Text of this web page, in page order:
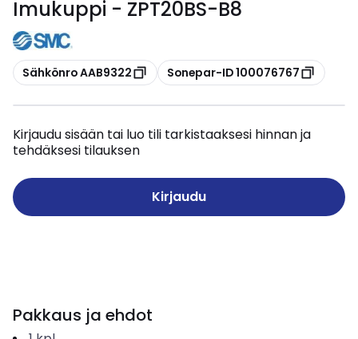
Imukuppi - ZPT20BS-B8
Kopioi
Sähkönro AAB9322 Kopioi
Sonepar-ID 100076767
Kirjaudu sisään tai luo tili tarkistaaksesi hinnan ja
tehdäksesi tilauksen
Kirjaudu
Pakkaus ja ehdot